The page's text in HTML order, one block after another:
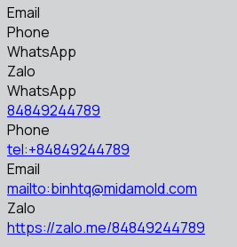
Email
Phone
WhatsApp
Zalo
WhatsApp
84849244789
Phone
tel:+84849244789
Email
mailto:binhtq@midamold.com
Zalo
https://zalo.me/84849244789